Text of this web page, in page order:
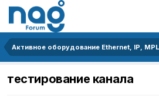
тестирование канала